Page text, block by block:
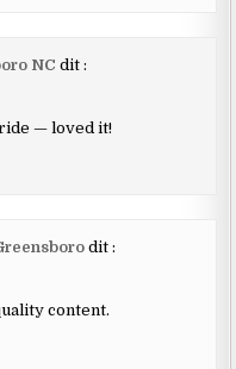
NC dit :
— loved it!
dit :
content.